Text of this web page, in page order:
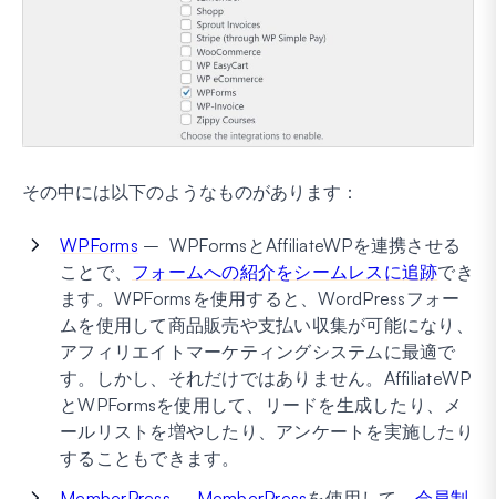
その中には以下のようなものがあります：
WPForms – WPFormsとAffiliateWPを連携させる
ことで、 フォームへの紹介をシームレスに追跡でき
ます。WPFormsを使用すると、WordPressフォー
ムを使用して商品販売や支払い収集が可能になり、
アフィリエイトマーケティングシステムに最適で
す。しかし、それだけではありません。AffiliateWP
とWPFormsを使用して、リードを生成したり、メ
ールリストを増やしたり、アンケートを実施したり
することもできます。